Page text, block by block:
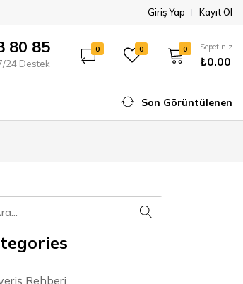
Giriş Yap Kayıt Ol
80 85
24 Destek
0 0 0 Sepetiniz
₺0.00
Son Görüntülenen
Rehberi